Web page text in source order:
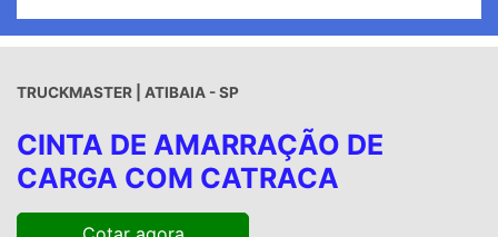
TRUCKMASTER | ATIBAIA - SP
CINTA DE AMARRAÇÃO DE
CARGA COM CATRACA